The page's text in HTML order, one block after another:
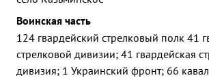
Воинская часть
124 гвардейский стрелковый полк 41
стрелковой дивизии; 41 гвардейская
дивизия; 1 Украинский фронт; 66